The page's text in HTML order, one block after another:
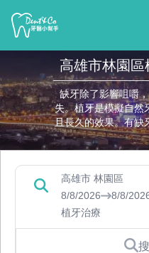
高雄市林園
缺牙除了影響咀嚼
失。植牙是模擬自然
且長久的效果。有缺
高雄市 林園區
8/8/2026
8/8/
植牙治療